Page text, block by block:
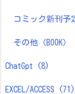
コミック新刊予
その他（BOOK）
ChatGpt (8)
EXCEL/ACCESS (71)